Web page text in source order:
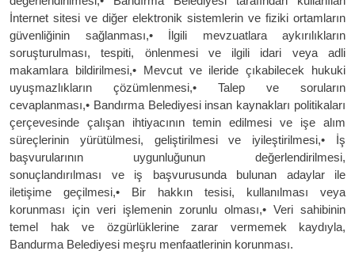
İnternet sitesi ve diğer elektronik sistemlerin ve fiziki ortamların
güvenliğinin sağlanması,• İlgili mevzuatlara aykırılıkların
soruşturulması, tespiti, önlenmesi ve ilgili idari veya adli
makamlara bildirilmesi,• Mevcut ve ileride çıkabilecek hukuki
uyuşmazlıkların çözümlenmesi,• Talep ve soruların
cevaplanması,• Bandırma Belediyesi insan kaynakları politikaları
çerçevesinde çalışan ihtiyacının temin edilmesi ve işe alım
süreçlerinin yürütülmesi, geliştirilmesi ve iyileştirilmesi,• İş
başvurularının uygunluğunun değerlendirilmesi,
sonuçlandırılması ve iş başvurusunda bulunan adaylar ile
iletişime geçilmesi,• Bir hakkın tesisi, kullanılması veya
korunması için veri işlemenin zorunlu olması,• Veri sahibinin
temel hak ve özgürlüklerine zarar vermemek kaydıyla,
Bandurma Belediyesi meşru menfaatlerinin korunması.